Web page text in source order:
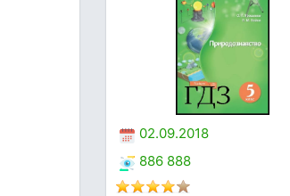
02.09.2018
886 888